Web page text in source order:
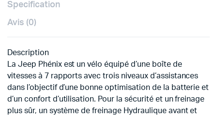
Specification
Avis (0)
Description
La Jeep Phénix est un vélo équipé d’une boîte de
vitesses à 7 rapports avec trois niveaux d’assistances
dans l’objectif d’une bonne optimisation de la batterie et
d’un confort d’utilisation. Pour la sécurité et un freinage
plus sûr, un système de freinage Hydraulique avant et